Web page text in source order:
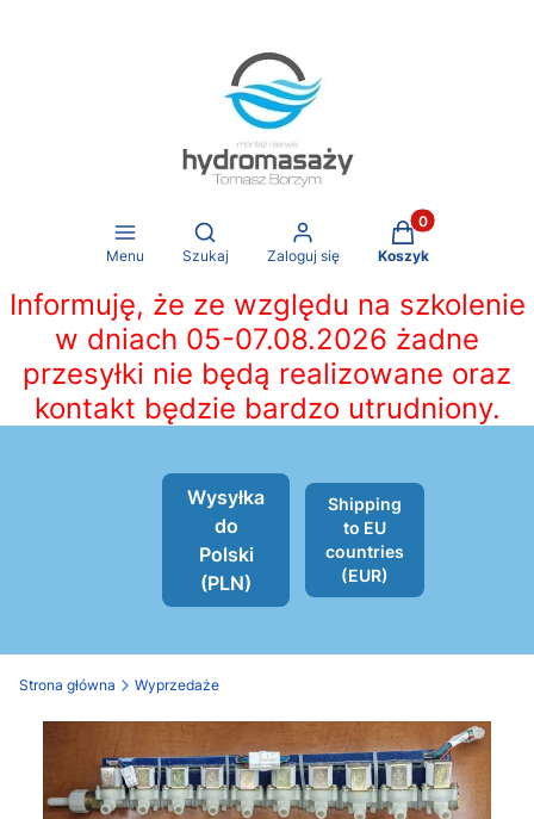
Menu
Otwórz wyszukiwarkę
Szukaj Zaloguj się
Produkty w
Koszyk
Informuję, że ze względu na szkolenie
w dniach 05-07.08.2026 żadne
przesyłki nie będą realizowane oraz
kontakt będzie bardzo utrudniony.
Wysyłka
do
Polski
(PLN)
Shipping
to EU
countries
(EUR)
Strona główna Wyprzedaże